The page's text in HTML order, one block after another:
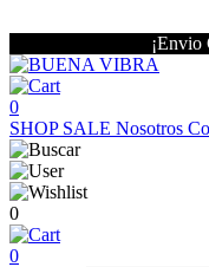
¡Envio
0
SHOP SALE Nosotros
0
0